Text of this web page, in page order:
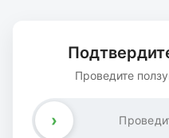
Проведите
›